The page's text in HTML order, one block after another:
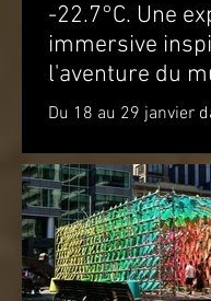
-22.7°C. Une
immersive
l'aventure du
Molécule dans
Du 18 au 29 janvier
technologiques
présenter